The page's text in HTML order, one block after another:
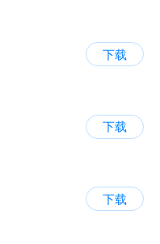
下载
下载
下载